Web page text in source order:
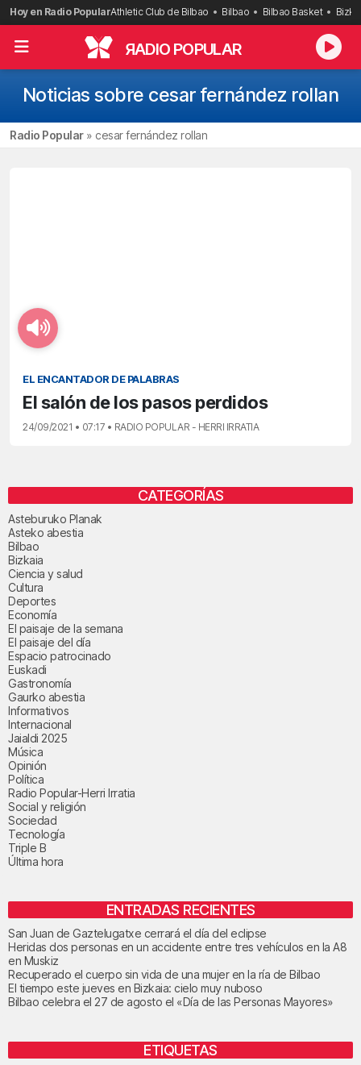
Saltar
al
contenido
Hoy en Radio PopularAthletic Club de Bilbao Bilbao Bilbao Basket
RADIO POPULAR
Noticias sobre cesar fernández rollan
Radio Popular» cesar fernández rollan
EL ENCANTADOR DE PALABRAS
El salón de los pasos perdidos
24/09/2021 • 07:17 • RADIO POPULAR - HERRI IRRATIA
CATEGORÍAS
Asteburuko Planak
Asteko abestia
Bilbao
Bizkaia
Ciencia y salud
Cultura
Deportes
Economía
El paisaje de la semana
El paisaje del día
Espacio patrocinado
Euskadi
Gastronomía
Gaurko abestia
Informativos
Internacional
Jaialdi 2025
Música
Opinión
Política
Radio Popular-Herri Irratia
Social y religión
Sociedad
Tecnología
Triple B
Última hora
ENTRADAS RECIENTES
San Juan de Gaztelugatxe cerrará el día del eclipse
Heridas dos personas en un accidente entre tres vehículos en la A8
en Muskiz
Recuperado el cuerpo sin vida de una mujer en la ría de Bilbao
El tiempo este jueves en Bizkaia: cielo muy nuboso
Bilbao celebra el 27 de agosto el «Día de las Personas Mayores»
ETIQUETAS